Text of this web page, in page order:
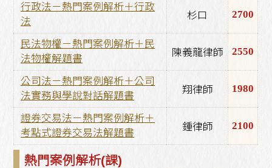
行政法－熱門案例解析＋行政
法
杉口 2700
民法物權－熱門案例解析＋民
法物權解題書
陳義龍律師 2550
公司法－熱門案例解析＋公司
法實務與學說對話解題書
翔律師 1980
證券交易法－熱門案例解析＋
考點式證券交易法解題書
鍾律師 2100
熱門案例解析(課)